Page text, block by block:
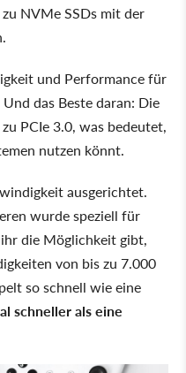
NVMe SSDs mit der
und Performance für
das Beste daran: Die
PCIe 3.0, was bedeutet,
nutzen könnt.
ausgerichtet.
wurde speziell für
die Möglichkeit gibt,
von bis zu 7.000
so schnell wie eine
schneller als eine